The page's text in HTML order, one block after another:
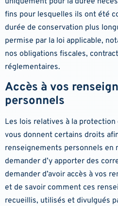
fins pour lesquelles ils ont été
durée de conservation plus
permise par la loi applicable,
nos obligations fiscales,
réglementaires.
Accès à vos
personnels
Les lois relatives à la protection
vous donnent certains droits
renseignements personnels en
demander d’y apporter des
demander d’avoir accès à vos
et de savoir comment ces
recueillis, utilisés et divulgués